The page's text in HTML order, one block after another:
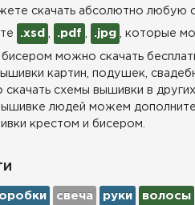
скачать абсолютно любую
.xsd .pdf .jpg , которые
можно скачать
картин, подушек,
схемы вышивки в других
людей можем
крестом и бисером.
свеча руки волосы